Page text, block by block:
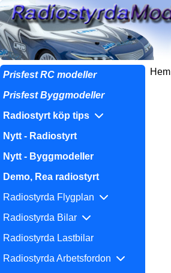
Prisfest RC modeller
Prisfest Byggmodeller
Radiostyrt köp tips
Nytt - Radiostyrt
Nytt - Byggmodeller
Demo, Rea radiostyrt
Radiostyrda Flygplan
Radiostyrda Bilar
Radiostyrda Lastbilar
Radiostyrda Arbetsfordon
Hem